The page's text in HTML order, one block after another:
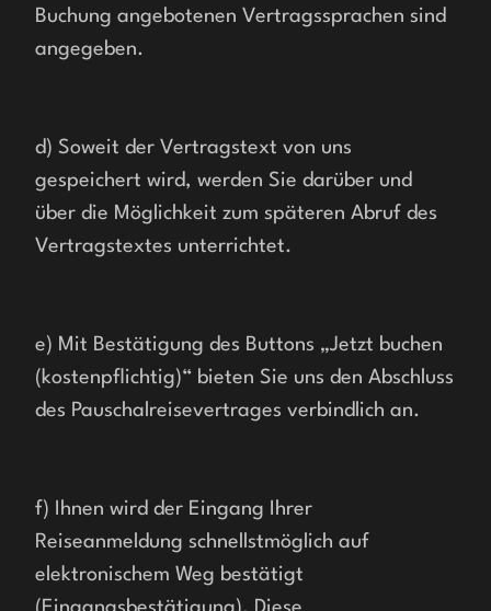
Buchung angebotenen Vertragssprachen sind
angegeben.
d) Soweit der Vertragstext von uns
gespeichert wird, werden Sie darüber und
über die Möglichkeit zum späteren Abruf des
Vertragstextes unterrichtet.
e) Mit Bestätigung des Buttons „Jetzt buchen
(kostenpflichtig)“ bieten Sie uns den Abschluss
des Pauschalreisevertrages verbindlich an.
f) Ihnen wird der Eingang Ihrer
Reiseanmeldung schnellstmöglich auf
elektronischem Weg bestätigt